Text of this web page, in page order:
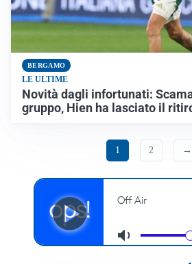
BERGAMO
LE ULTIME
Novità dagli infortunati:
gruppo, Hien ha lasciato il
1 2 →